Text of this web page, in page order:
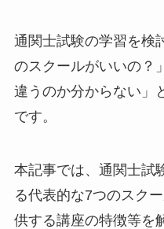
通関士試験の学習を検
のスクールがいいの？
違うのか分からない」
です。
本記事では、通関士試
る代表的な7つのスク
供する講座の特徴等を